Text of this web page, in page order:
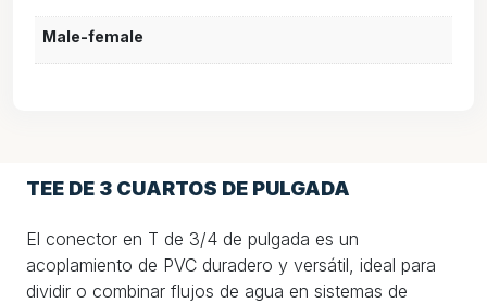
Male-female
TEE DE 3 CUARTOS DE PULGADA
El conector en T de 3/4 de pulgada es un
acoplamiento de PVC duradero y versátil, ideal para
dividir o combinar flujos de agua en sistemas de